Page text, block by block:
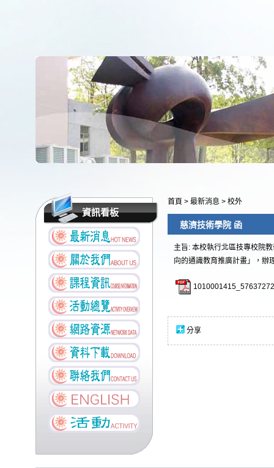
資訊看板
首頁 > 最新消息 > 校外
慈濟技術學院 函
主旨: 本校執行北區技專校院
向的通識教育推廣計畫」，辦
分享